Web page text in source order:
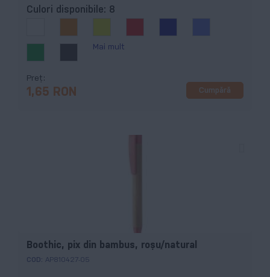
Culori disponibile: 8
Mai mult
Preț
1,65 RON Cumpără
Boothic, pix din bambus, roșu/natural
COD: AP810427-05